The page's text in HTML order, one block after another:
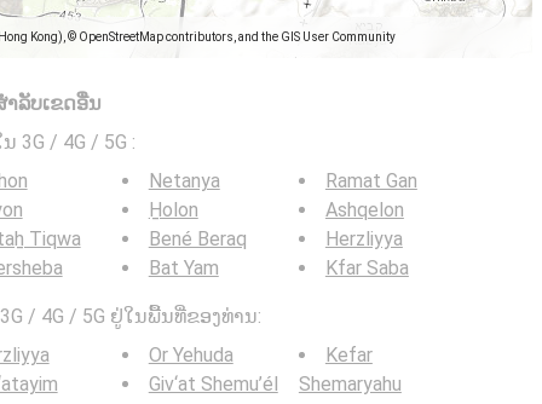
Kong), © OpenStreetMap contributors, and the GIS User Community
ລັບເຂດອື່ນ
3G / 4G / 5G :
Tiqwa
Netanya
H̱olon
Bené Beraq
Bat Yam
Ramat Gan
Ashqelon
Herzliyya
Kfar Saba
/ 4G / 5G ຢູ່ໃນພື້ນທີ່ຂອງທ່ານ:
Or Yehuda
Giv‘at Shemu’él
Kefar
Shemaryahu